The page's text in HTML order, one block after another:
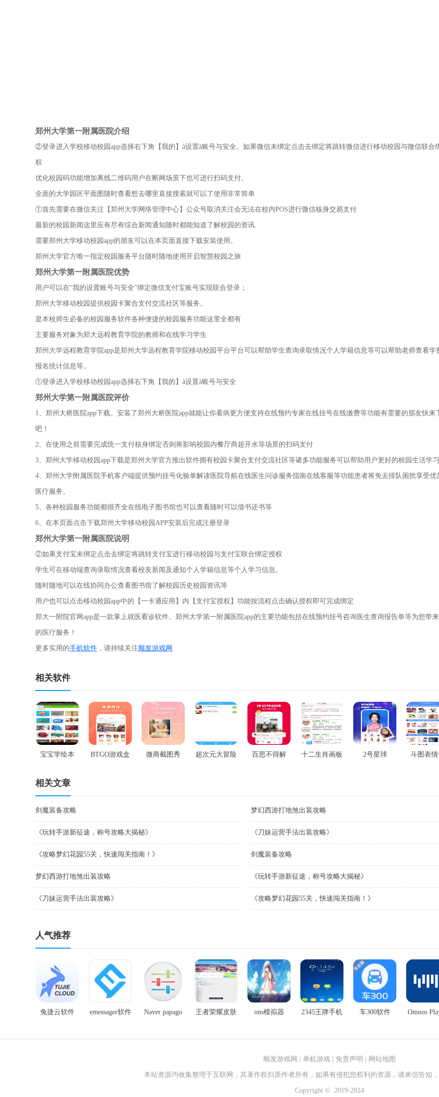
郑州大学第一附属医院介绍
②登录进入学校移动校园app选择右下角【我的】à设置à账号与安全。如果微信未绑定点击去绑定将跳转微信进行移动校园与微信联合
权
优化校园码功能增加离线二维码用户在断网场景下也可进行扫码支付。
全面的大学园区平面图随时查看想去哪里直接搜索就可以了使用非常简单
①首先需要在微信关注【郑州大学网络管理中心】公众号取消关注会无法在校内POS进行微信核身交易支付
最新的校园新闻这里应有尽有综合新闻通知随时都能知道了解校园的资讯
需要郑州大学移动校园app的朋友可以在本页面直接下载安装使用。
郑州大学官方唯一指定校园服务平台随时随地使用开启智慧校园之旅
郑州大学第一附属医院优势
用户可以在“我的设置账号与安全”绑定微信支付宝账号实现联合登录；
郑州大学移动校园提供校园卡聚合支付交流社区等服务。
是本校师生必备的校园服务软件各种便捷的校园服务功能这里全都有
主要服务对象为郑大远程教育学院的教师和在线学习学生
郑州大学远程教育学院app是郑州大学远程教育学院移动校园平台平台可以帮助学生查询录取情况个人学籍信息等可以帮助老师查看学
报名统计信息等。
①登录进入学校移动校园app选择右下角【我的】à设置à账号与安全
郑州大学第一附属医院评价
1、郑州大桥医院app下载。安装了郑州大桥医院app就能让你看病更方便支持在线预约专家在线挂号在线缴费等功能有需要的朋友快来
吧！
2、在使用之前需要完成统一支付核身绑定否则将影响校园内餐厅商超开水等场景的扫码支付
3、郑州大学移动校园app下载是郑州大学官方推出软件拥有校园卡聚合支付交流社区等诸多功能服务可以帮助用户更好的校园生活学
4、郑州大学附属医院手机客户端提供预约挂号化验单解读医院导航在线医生问诊服务指南在线客服等功能患者将免去排队困扰享受优
医疗服务。
5、各种校园服务功能都很齐全在线电子图书馆也可以查看随时可以借书还书等
6、在本页面点击下载郑州大学移动校园APP安装后完成注册登录
郑州大学第一附属医院说明
②如果支付宝未绑定点击去绑定将跳转支付宝进行移动校园与支付宝联合绑定授权
学生可在移动端查询录取情况查看校友新闻及通知个人学籍信息等个人学习信息。
随时随地可以在线协同办公查看图书馆了解校园历史校园资讯等
用户也可以点击移动校园app中的【一卡通应用】内【支付宝授权】功能按流程点击确认授权即可完成绑定
郑大一附院官网app是一款掌上就医看诊软件。郑州大学第一附属医院app的主要功能包括在线预约挂号咨询医生查询报告单等为您带
的医疗服务！
更多实用的手机软件 ，请持续关注顺发游戏网
相关软件
宝宝学绘本 BTGO游戏盒 微商截图秀 超次元大冒险 百思不得解 十二生肖画板 2号星球 斗图表
相关文章
剑魔装备攻略 梦幻西游打地煞出装攻略
《玩转手游新征途，称号攻略大揭秘》 《刀妹运营手法出装攻略》
《攻略梦幻花园55关，快速闯关指南！》 剑魔装备攻略
梦幻西游打地煞出装攻略 《玩转手游新征途，称号攻略大揭秘》
《刀妹运营手法出装攻略》 《攻略梦幻花园55关，快速闯关指南！》
人气推荐
兔捷云软件 emessager软件 Naver papago 王者荣耀皮肤 ons模拟器 2345王牌手机 车300软件 Omnos
顺发游戏网 单机游戏| 免责声明 网站地图
本站资源均收集整理于互联网，其著作权归原作者所有，如果有侵犯您权利的资源，请来信告知
Copyright © 2019-2024